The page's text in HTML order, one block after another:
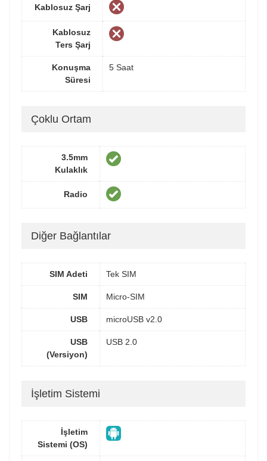
Kablosuz Şarj
Kablosuz
Ters Şarj
Konuşma
Süresi
5 Saat
Çoklu Ortam
3.5mm
Kulaklık
Radio
Diğer Bağlantılar
SIM Adeti Tek SIM
SIM Micro-SIM
USB microUSB v2.0
USB
(Versiyon)
USB 2.0
İşletim Sistemi
İşletim
Sistemi (OS)